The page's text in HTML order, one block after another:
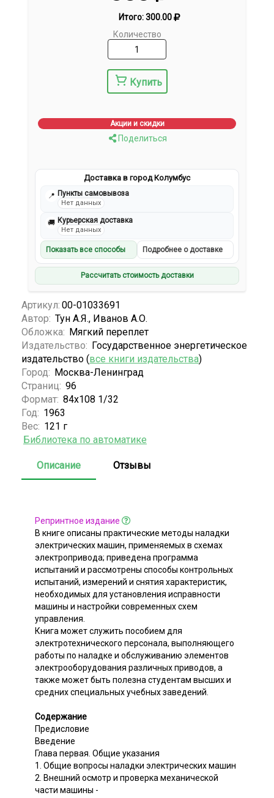
Итого:300.00
Количество
Купить
Акции и скидки
Поделиться
Доставка в город Колумбус
📍 Пункты самовывоза
Нет данных
🚚 Курьерская доставка
Нет данных
Показать все способы Подробнее о доставке
Рассчитать стоимость доставки
Артикул: 00-01033691
Автор: Тун А.Я., Иванов А.О.
Обложка: Мягкий переплет
Издательство: Государственное энергетическое
издательство (все книги издательства)
Город: Москва-Ленинград
Страниц: 96
Формат: 84х108 1/32
Год: 1963
Вес: 121 г
Библиотека по автоматике
Описание Отзывы
Репринтное издание
В книге описаны практические методы наладки
электрических машин, применяемых в схемах
электропривода; приведена программа
испытаний и рассмотрены способы контрольных
испытаний, измерений и снятия характеристик,
необходимых для установления исправности
машины и настройки современных схем
управления.
Книга может служить пособием для
электротехнического персонала, выполняющего
работы по наладке и обслуживанию элементов
электрооборудования различных приводов, а
также может быть полезна студентам высших и
средних специальных учебных заведений.
Содержание
Предисловие
Введение
Глава первая. Общие указания
1. Общие вопросы наладки электрических машин
2. Внешний осмотр и проверка механической
части машины -